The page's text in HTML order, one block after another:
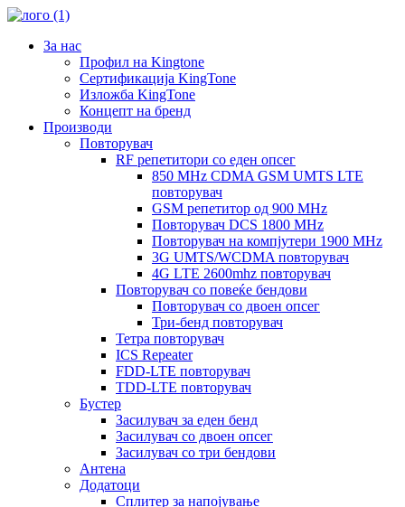
За нас
Профил на Kingtone
Сертификација KingTone
Изложба KingTone
Концепт на бренд
Производи
Повторувач
RF репетитори со еден опсег
850 MHz CDMA GSM UMTS LTE
повторувач
GSM репетитор од 900 MHz
Повторувач DCS 1800 MHz
Повторувач на компјутери 1900 MHz
3G UMTS/WCDMA повторувач
4G LTE 2600mhz повторувач
Повторувач со повеќе бендови
Повторувач со двоен опсег
Три-бенд повторувач
Тетра повторувач
ICS Repeater
FDD-LTE повторувач
TDD-LTE повторувач
Бустер
Засилувач за еден бенд
Засилувач со двоен опсег
Засилувач со три бендови
Антена
Додатоци
Сплитер за напојување